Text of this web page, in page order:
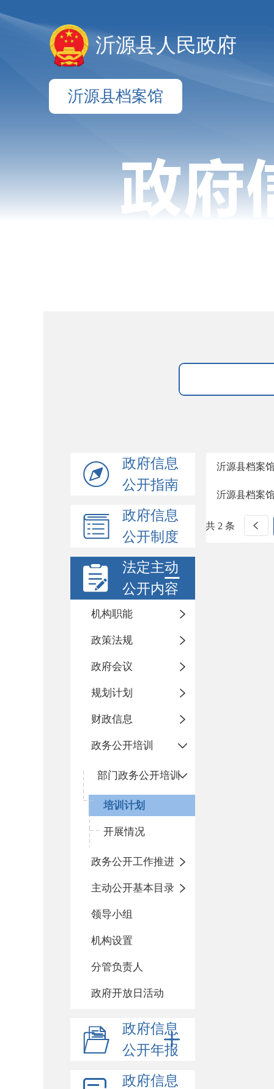
沂源县人民政府
沂源县档案馆
政府信息
公开指南
政府信息
公开制度
法定主动
公开内容
机构职能
政策法规
政府会议
规划计划
财政信息
政务公开培训
部门政务公开培训
培训计划
开展情况
政务公开工作推进
主动公开基本目录
领导小组
机构设置
分管负责人
政府开放日活动
政府信息
公开年报
政府信息
沂源县档案
沂源县档案
共 2 条